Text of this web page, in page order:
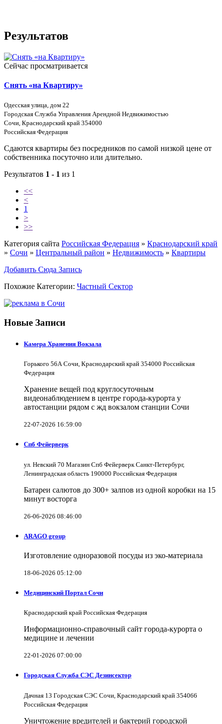
Результатов
Сейчас просматривается
Снять «на Квартиру»
Одесская улица, дом 22
Городская Служба Управления Арендной Недвижимостью
Сочи, Краснодарский край 354000
Российская Федерация
Сдаются квартиры без посредников по самой низкой цене от
собственника посуточно или длительно.
Результатов 1 - 1 из 1
<<
<
1
>
>>
Категория сайта Российская Федерация » Краснодарский край
» Сочи » Центральный район » Недвижимость » Квартиры
Добавить Сюда Запись
Похожие Категории: Частный Сектор
Новые Записи
Камера Хранения Вокзала
Горького 56А Сочи, Краснодарский край 354000 Российская
Федерация
Хранение вещей под круглосуточным
видеонаблюдением в центре города-курорта у
автостанции рядом с жд вокзалом станции Сочи
22-07-2026 16:59:00
Спб Фейерверк
ул. Невский 70 Магазин Спб Фейерверк Санкт-Петербург,
Ленинградская область 190000 Российская Федерация
Батареи салютов до 300+ залпов из одной коробки на 15
минут восторга
26-06-2026 08:46:00
ARAGO group
Изготовление одноразовой посуды из эко-материала
18-06-2026 05:12:00
Медицинский Портал Сочи
Краснодарский край Российская Федерация
Информационно-справочный сайт города-курорта о
медицине и лечении
22-01-2026 07:00:00
Городская Служба СЭС Дезинсектор
Дачная 13 Городская СЭС Сочи, Краснодарский край 354066
Российская Федерация
Уничтожение вредителей и бактерий городской